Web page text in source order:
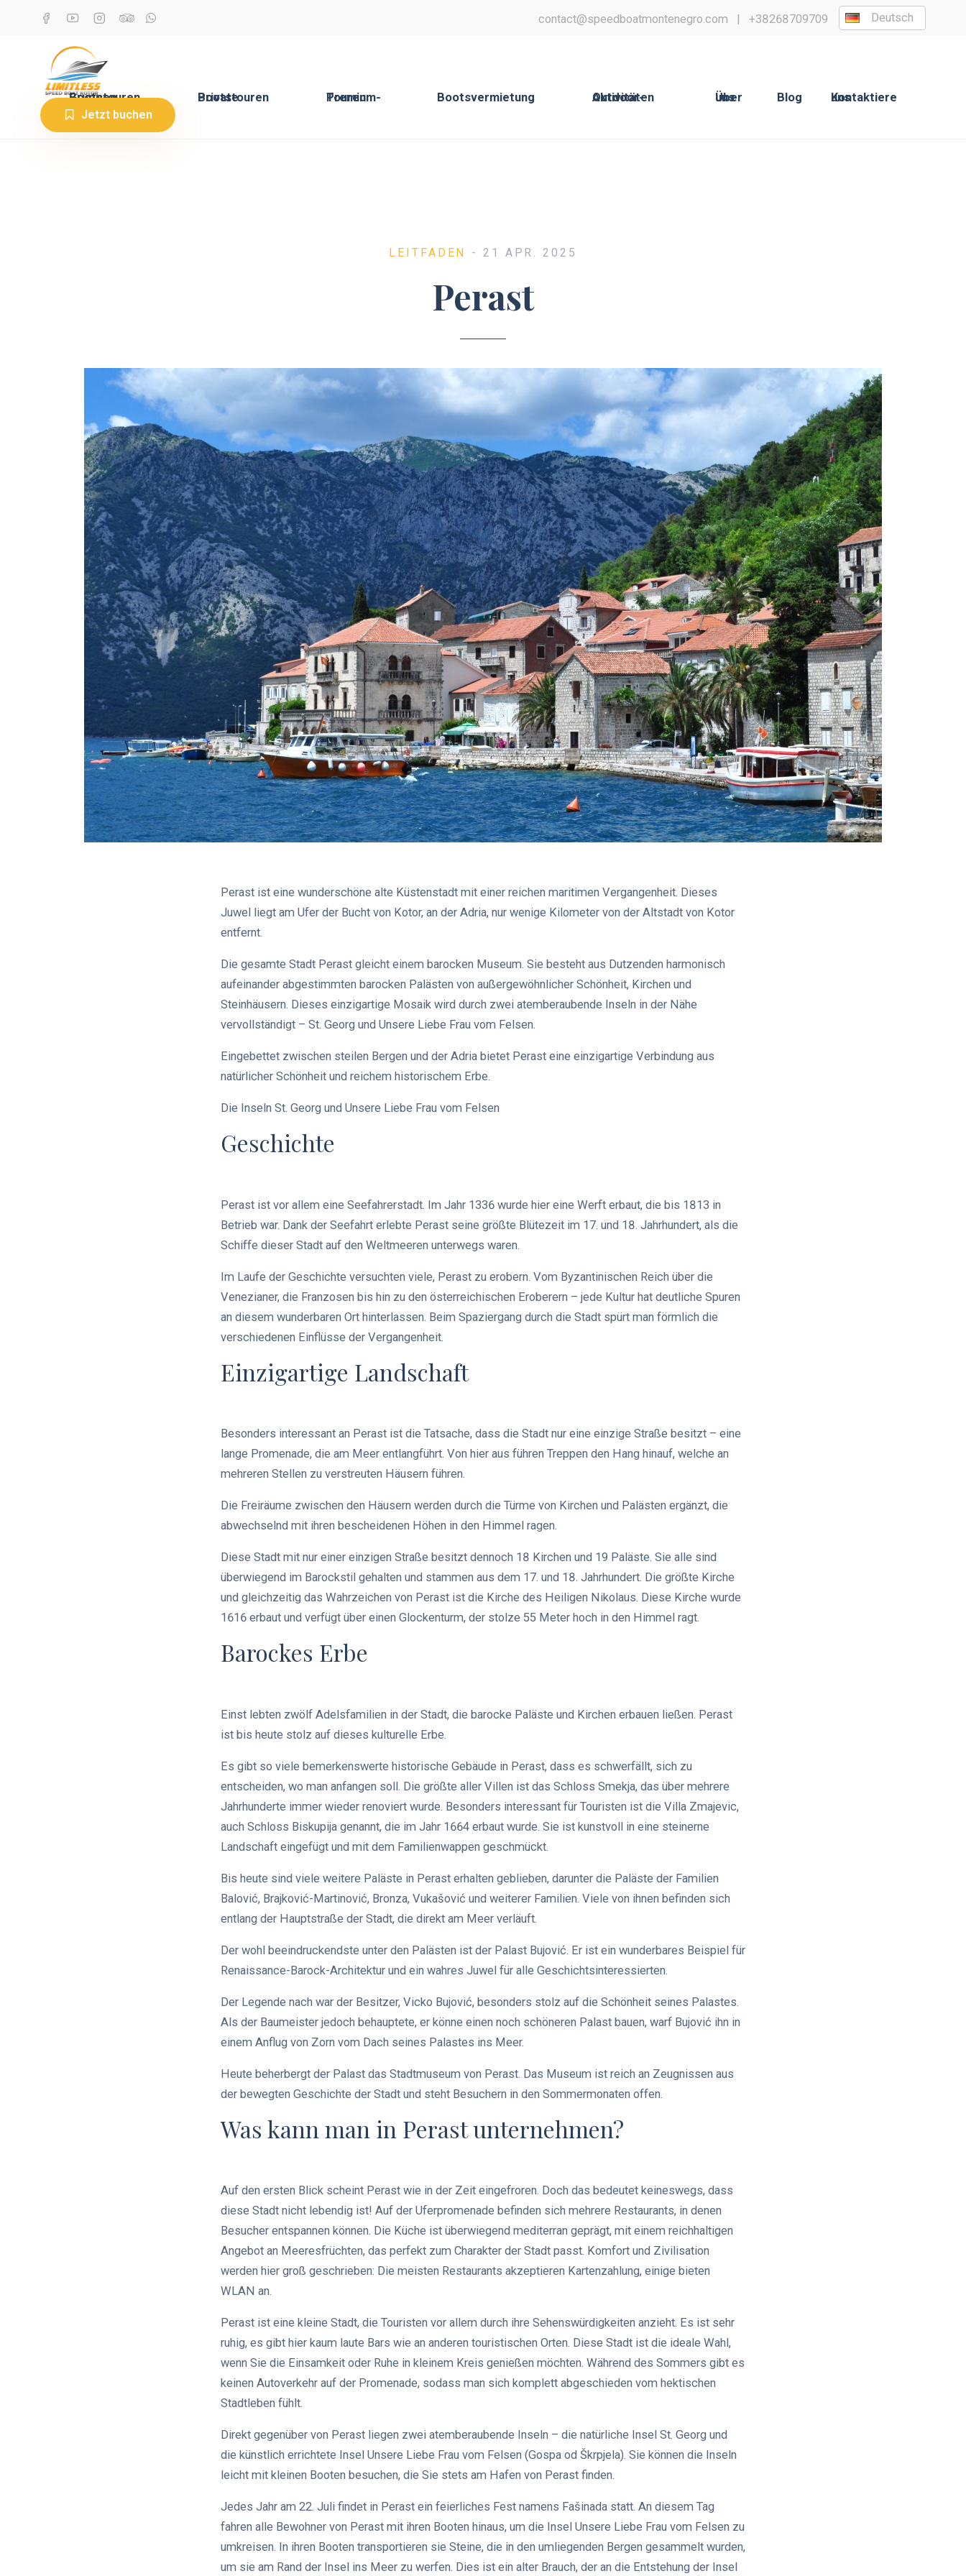
contact@speedboatmontenegro.com | +38268709709 Deutsch
Gruppen Bootstouren Private Bootstouren Premium-Touren Bootsvermietung Outdoor-Aktivitäten Über uns Blog
Kontaktiere uns
Jetzt buchen
LEITFADEN - 21 APR. 2025
Perast
Perast ist eine wunderschöne alte Küstenstadt mit einer reichen maritimen Vergangenheit. Dieses
Juwel liegt am Ufer der Bucht von Kotor, an der Adria, nur wenige Kilometer von der Altstadt von Kotor
entfernt.
Die gesamte Stadt Perast gleicht einem barocken Museum. Sie besteht aus Dutzenden harmonisch
aufeinander abgestimmten barocken Palästen von außergewöhnlicher Schönheit, Kirchen und
Steinhäusern. Dieses einzigartige Mosaik wird durch zwei atemberaubende Inseln in der Nähe
vervollständigt – St. Georg und Unsere Liebe Frau vom Felsen.
Eingebettet zwischen steilen Bergen und der Adria bietet Perast eine einzigartige Verbindung aus
natürlicher Schönheit und reichem historischem Erbe.
Die Inseln St. Georg und Unsere Liebe Frau vom Felsen
Geschichte
Perast ist vor allem eine Seefahrerstadt. Im Jahr 1336 wurde hier eine Werft erbaut, die bis 1813 in
Betrieb war. Dank der Seefahrt erlebte Perast seine größte Blütezeit im 17. und 18. Jahrhundert, als die
Schiffe dieser Stadt auf den Weltmeeren unterwegs waren.
Im Laufe der Geschichte versuchten viele, Perast zu erobern. Vom Byzantinischen Reich über die
Venezianer, die Franzosen bis hin zu den österreichischen Eroberern – jede Kultur hat deutliche Spuren
an diesem wunderbaren Ort hinterlassen. Beim Spaziergang durch die Stadt spürt man förmlich die
verschiedenen Einflüsse der Vergangenheit.
Einzigartige Landschaft
Besonders interessant an Perast ist die Tatsache, dass die Stadt nur eine einzige Straße besitzt – eine
lange Promenade, die am Meer entlangführt. Von hier aus führen Treppen den Hang hinauf, welche an
mehreren Stellen zu verstreuten Häusern führen.
Die Freiräume zwischen den Häusern werden durch die Türme von Kirchen und Palästen ergänzt, die
abwechselnd mit ihren bescheidenen Höhen in den Himmel ragen.
Diese Stadt mit nur einer einzigen Straße besitzt dennoch 18 Kirchen und 19 Paläste. Sie alle sind
überwiegend im Barockstil gehalten und stammen aus dem 17. und 18. Jahrhundert. Die größte Kirche
und gleichzeitig das Wahrzeichen von Perast ist die Kirche des Heiligen Nikolaus. Diese Kirche wurde
1616 erbaut und verfügt über einen Glockenturm, der stolze 55 Meter hoch in den Himmel ragt.
Barockes Erbe
Einst lebten zwölf Adelsfamilien in der Stadt, die barocke Paläste und Kirchen erbauen ließen. Perast
ist bis heute stolz auf dieses kulturelle Erbe.
Es gibt so viele bemerkenswerte historische Gebäude in Perast, dass es schwerfällt, sich zu
entscheiden, wo man anfangen soll. Die größte aller Villen ist das Schloss Smekja, das über mehrere
Jahrhunderte immer wieder renoviert wurde. Besonders interessant für Touristen ist die Villa Zmajevic,
auch Schloss Biskupija genannt, die im Jahr 1664 erbaut wurde. Sie ist kunstvoll in eine steinerne
Landschaft eingefügt und mit dem Familienwappen geschmückt.
Bis heute sind viele weitere Paläste in Perast erhalten geblieben, darunter die Paläste der Familien
Balović, Brajković-Martinović, Bronza, Vukašović und weiterer Familien. Viele von ihnen befinden sich
entlang der Hauptstraße der Stadt, die direkt am Meer verläuft.
Der wohl beeindruckendste unter den Palästen ist der Palast Bujović. Er ist ein wunderbares Beispiel für
Renaissance-Barock-Architektur und ein wahres Juwel für alle Geschichtsinteressierten.
Der Legende nach war der Besitzer, Vicko Bujović, besonders stolz auf die Schönheit seines Palastes.
Als der Baumeister jedoch behauptete, er könne einen noch schöneren Palast bauen, warf Bujović ihn in
einem Anflug von Zorn vom Dach seines Palastes ins Meer.
Heute beherbergt der Palast das Stadtmuseum von Perast. Das Museum ist reich an Zeugnissen aus
der bewegten Geschichte der Stadt und steht Besuchern in den Sommermonaten offen.
Was kann man in Perast unternehmen?
Auf den ersten Blick scheint Perast wie in der Zeit eingefroren. Doch das bedeutet keineswegs, dass
diese Stadt nicht lebendig ist! Auf der Uferpromenade befinden sich mehrere Restaurants, in denen
Besucher entspannen können. Die Küche ist überwiegend mediterran geprägt, mit einem reichhaltigen
Angebot an Meeresfrüchten, das perfekt zum Charakter der Stadt passt. Komfort und Zivilisation
werden hier groß geschrieben: Die meisten Restaurants akzeptieren Kartenzahlung, einige bieten
WLAN an.
Perast ist eine kleine Stadt, die Touristen vor allem durch ihre Sehenswürdigkeiten anzieht. Es ist sehr
ruhig, es gibt hier kaum laute Bars wie an anderen touristischen Orten. Diese Stadt ist die ideale Wahl,
wenn Sie die Einsamkeit oder Ruhe in kleinem Kreis genießen möchten. Während des Sommers gibt es
keinen Autoverkehr auf der Promenade, sodass man sich komplett abgeschieden vom hektischen
Stadtleben fühlt.
Direkt gegenüber von Perast liegen zwei atemberaubende Inseln – die natürliche Insel St. Georg und
die künstlich errichtete Insel Unsere Liebe Frau vom Felsen (Gospa od Škrpjela). Sie können die Inseln
leicht mit kleinen Booten besuchen, die Sie stets am Hafen von Perast finden.
Jedes Jahr am 22. Juli findet in Perast ein feierliches Fest namens Fašinada statt. An diesem Tag
fahren alle Bewohner von Perast mit ihren Booten hinaus, um die Insel Unsere Liebe Frau vom Felsen zu
umkreisen. In ihren Booten transportieren sie Steine, die in den umliegenden Bergen gesammelt wurden,
um sie am Rand der Insel ins Meer zu werfen. Dies ist ein alter Brauch, der an die Entstehung der Insel